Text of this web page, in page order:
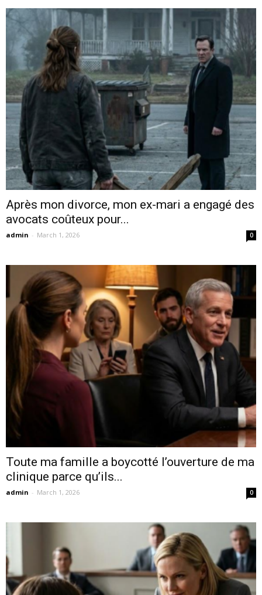
Après mon divorce, mon ex-mari a engagé des
avocats coûteux pour...
admin - March 1, 2026 0
Toute ma famille a boycotté l’ouverture de ma
clinique parce qu’ils...
admin - March 1, 2026 0